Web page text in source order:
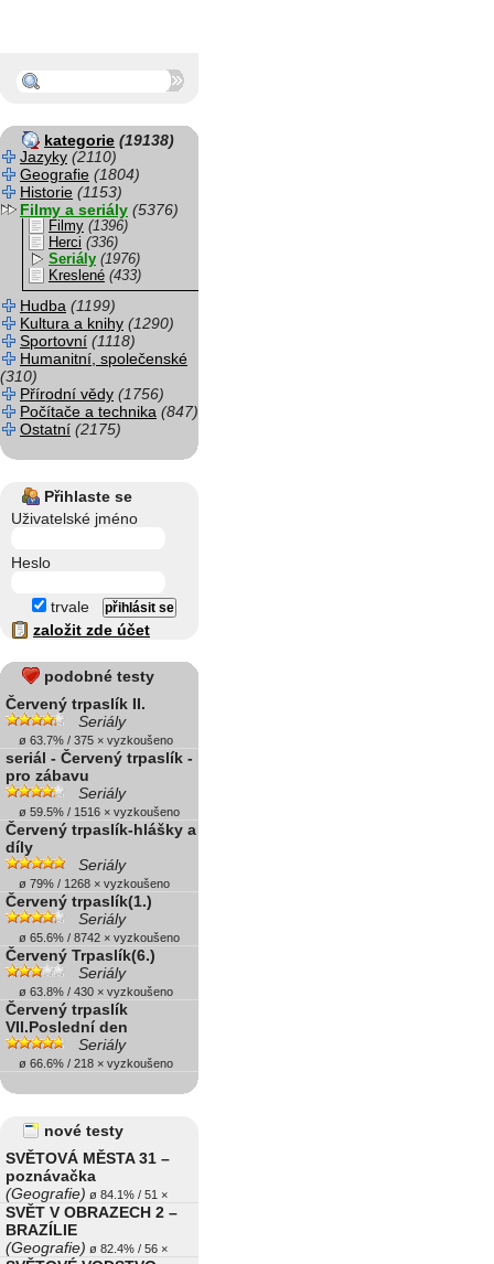
kategorie (19138)
Jazyky (2110)
Geografie (1804)
Historie (1153)
Filmy a seriály (5376)
Filmy (1396)
Herci (336)
Seriály (1976)
Kreslené (433)
Hudba (1199)
Kultura a knihy (1290)
Sportovní (1118)
Humanitní, společenské
(310)
Přírodní vědy (1756)
Počítače a technika (847)
Ostatní (2175)
Přihlaste se
Uživatelské jméno
Heslo
trvale
založit zde účet
podobné testy
Červený trpaslík II.
Seriály
ø 63.7% / 375 × vyzkoušeno
seriál - Červený trpaslík -
pro zábavu
Seriály
ø 59.5% / 1516 × vyzkoušeno
Červený trpaslík-hlášky a
díly
Seriály
ø 79% / 1268 × vyzkoušeno
Červený trpaslík(1.)
Seriály
ø 65.6% / 8742 × vyzkoušeno
Červený Trpaslík(6.)
Seriály
ø 63.8% / 430 × vyzkoušeno
Červený trpaslík
VII.Poslední den
Seriály
ø 66.6% / 218 × vyzkoušeno
nové testy
SVĚTOVÁ MĚSTA 31 –
poznávačka
(Geografie) ø 84.1% / 51 ×
SVĚT V OBRAZECH 2 –
BRAZÍLIE
(Geografie) ø 82.4% / 56 ×